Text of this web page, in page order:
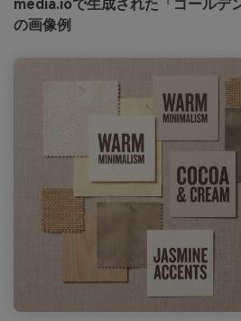
media.ioで生成された「ゴールデ
の画像例